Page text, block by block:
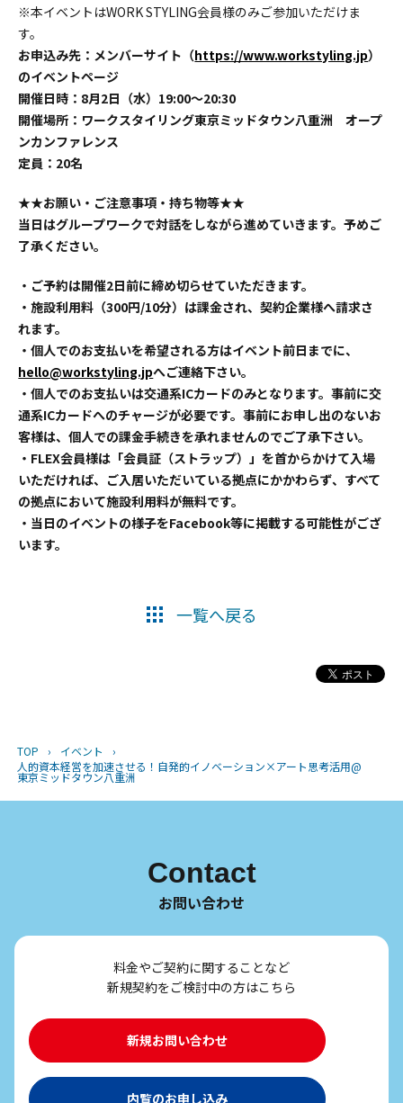
※本イベントはWORK STYLING会員様のみご参加いただけま
す。
お申込み先：メンバーサイト（https://www.workstyling.jp）
のイベントページ
開催日時：8月2日（水）19:00〜20:30
開催場所：ワークスタイリング東京ミッドタウン八重洲 オープ
ンカンファレンス
定員：20名
★★お願い・ご注意事項・持ち物等★★
当日はグループワークで対話をしながら進めていきます。予めご
了承ください。
・ご予約は開催2日前に締め切らせていただきます。
・施設利用料（300円/10分）は課金され、契約企業様へ請求さ
れます。
・個人でのお支払いを希望される方はイベント前日までに、
hello@workstyling.jpへご連絡下さい。
・個人でのお支払いは交通系ICカードのみとなります。事前に交
通系ICカードへのチャージが必要です。事前にお申し出のないお
客様は、個人での課金手続きを承れませんのでご了承下さい。
・FLEX会員様は「会員証（ストラップ）」を首からかけて入場
いただければ、ご入居いただいている拠点にかかわらず、すべて
の拠点において施設利用料が無料です。
・当日のイベントの様子をFacebook等に掲載する可能性がござ
います。
一覧へ戻る
TOP › イベント
›
人的資本経営を加速させる！自発的イノベーション×アート思考活用@
東京ミッドタウン八重洲
Contact
お問い合わせ
料金やご契約に関することなど
新規契約をご検討中の方はこちら
新規お問い合わせ
内覧のお申し込み